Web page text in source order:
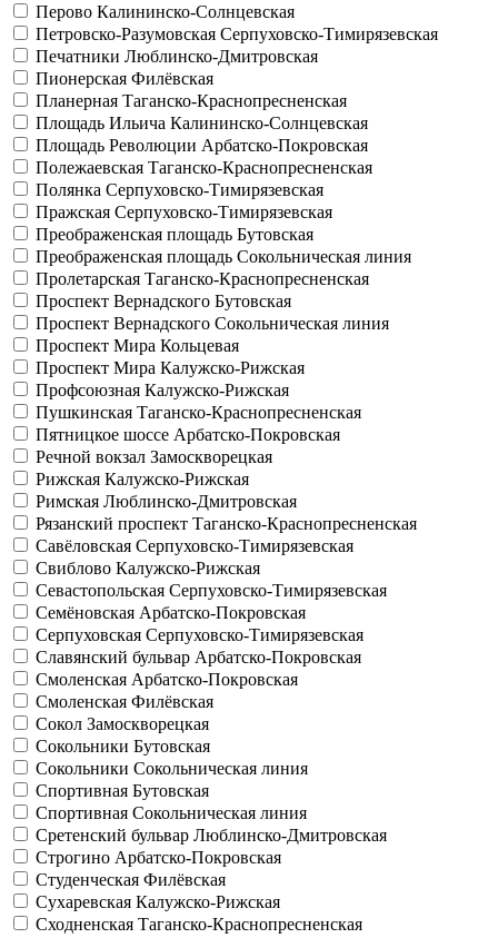
Перово Калининско-Солнцевская
Петровско-Разумовская Серпуховско-Тимирязевская
Печатники Люблинско-Дмитровская
Пионерская Филёвская
Планерная Таганско-Краснопресненская
Площадь Ильича Калининско-Солнцевская
Площадь Революции Арбатско-Покровская
Полежаевская Таганско-Краснопресненская
Полянка Серпуховско-Тимирязевская
Пражская Серпуховско-Тимирязевская
Преображенская площадь Бутовская
Преображенская площадь Сокольническая линия
Пролетарская Таганско-Краснопресненская
Проспект Вернадского Бутовская
Проспект Вернадского Сокольническая линия
Проспект Мира Кольцевая
Проспект Мира Калужско-Рижская
Профсоюзная Калужско-Рижская
Пушкинская Таганско-Краснопресненская
Пятницкое шоссе Арбатско-Покровская
Речной вокзал Замоскворецкая
Рижская Калужско-Рижская
Римская Люблинско-Дмитровская
Рязанский проспект Таганско-Краснопресненская
Савёловская Серпуховско-Тимирязевская
Свиблово Калужско-Рижская
Севастопольская Серпуховско-Тимирязевская
Семёновская Арбатско-Покровская
Серпуховская Серпуховско-Тимирязевская
Славянский бульвар Арбатско-Покровская
Смоленская Арбатско-Покровская
Смоленская Филёвская
Сокол Замоскворецкая
Сокольники Бутовская
Сокольники Сокольническая линия
Спортивная Бутовская
Спортивная Сокольническая линия
Сретенский бульвар Люблинско-Дмитровская
Строгино Арбатско-Покровская
Студенческая Филёвская
Сухаревская Калужско-Рижская
Сходненская Таганско-Краснопресненская